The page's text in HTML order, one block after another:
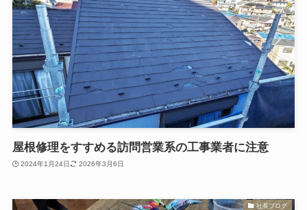
屋根修理をすすめる訪問営業系の工事業者に注意
2024年1月24日 2026年3月6日
社長ブログ